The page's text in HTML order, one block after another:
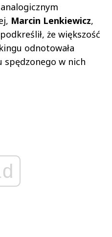
Marcin Lenkiewicz,
że większość
odnotowała
spędzonego w nich